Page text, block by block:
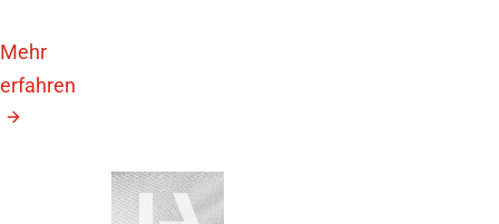
26.
September
Mehr
erfahren